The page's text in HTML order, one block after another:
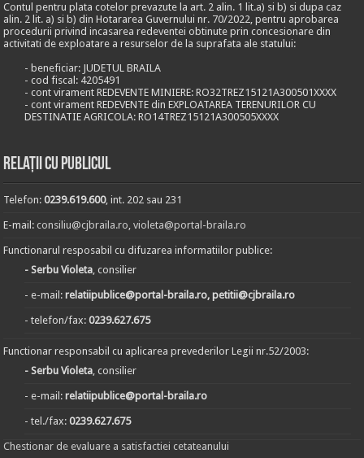
Contul pentru plata cotelor prevazute la art. 2 alin. 1 lit.a) si b) si dupa caz
alin. 2 lit. a) si b) din Hotararea Guvernului nr. 70/2022, pentru aprobarea
procedurii privind incasarea redeventei obtinute prin concesionare din
activitati de exploatare a resurselor de la suprafata ale statului:
- beneficiar: JUDETUL BRAILA
- cod fiscal: 4205491
- cont virament REDEVENTE MINIERE: RO32TREZ15121A300501XXXX
- cont virament REDEVENTE din EXPLOATAREA TERENURILOR CU
DESTINATIE AGRICOLA: RO14TREZ15121A300505XXXX
Relații cu publicul
Telefon:0239.619.600, int. 202 sau 231
E-mail:consiliu@cjbraila.ro,violeta@portal-braila.ro
Functionarul resposabil cu difuzarea informatiilor publice:
- Serbu Violeta, consilier
- e-mail:relatiipublice@portal-braila.ro, petitii@cjbraila.ro
- telefon/fax:0239.627.675
Functionar responsabil cu aplicarea prevederilor Legii nr.52/2003:
- Serbu Violeta, consilier
- e-mail:relatiipublice@portal-braila.ro
- tel./fax:0239.627.675
Chestionar de evaluare a satisfactiei cetateanului